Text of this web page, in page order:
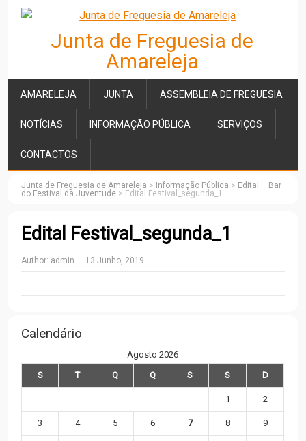
Junta de Freguesia de
Amareleja
AMARELEJA JUNTA ASSEMBLEIA DE FREGUESIA
NOTÍCIAS INFORMAÇÃO PÚBLICA SERVIÇOS
CONTACTOS
Junta de Freguesia de Amareleja > Informação Pública > Edital – Bar
do Festival da Juventude > Edital Festival_segunda_1
Edital Festival_segunda_1
Author: admin 13 Junho, 2019
Calendário
Agosto 2026
S
T Q Q S S D
1 2
3 4 5 6 7 8 9